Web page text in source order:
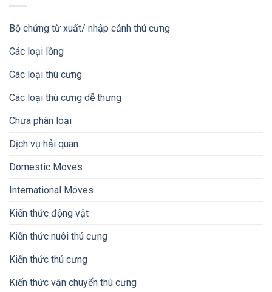
Bộ chứng từ xuất/ nhập cảnh thú cưng
Các loại lồng
Các loại thú cưng
Các loại thú cưng dễ thưng
Chưa phân loại
Dịch vụ hải quan
Domestic Moves
International Moves
Kiến thức động vật
Kiến thức nuôi thú cưng
Kiến thức thú cưng
Kiến thức vận chuyển thú cưng